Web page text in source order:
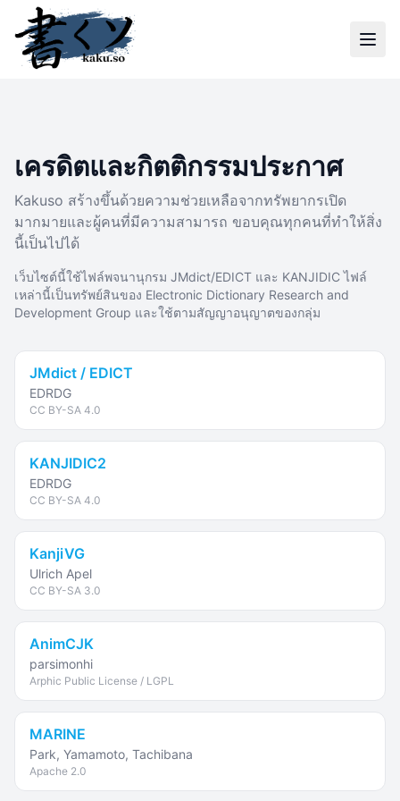
เครดิตและกิตติกรรมประกาศ
Kakuso สร้างขึ้นด้วยความช่วยเหลือจากทรัพยากรเปิด
มากมายและผู้คนที่มีความสามารถ ขอบคุณทุกคนที่ทำให้สิ่ง
นี้เป็นไปได้
เว็บไซต์นี้ใช้ไฟล์พจนานุกรม JMdict/EDICT และ KANJIDIC ไฟล์
เหล่านี้เป็นทรัพย์สินของ Electronic Dictionary Research and
Development Group และใช้ตามสัญญาอนุญาตของกลุ่ม
JMdict / EDICT
EDRDG
CC BY-SA 4.0
KANJIDIC2
EDRDG
CC BY-SA 4.0
KanjiVG
Ulrich Apel
CC BY-SA 3.0
AnimCJK
parsimonhi
Arphic Public License / LGPL
MARINE
Park, Yamamoto, Tachibana
Apache 2.0